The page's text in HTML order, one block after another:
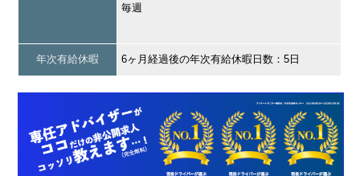
毎週
年次有給休暇 6ヶ月経過後の年次有給休暇日数：5日